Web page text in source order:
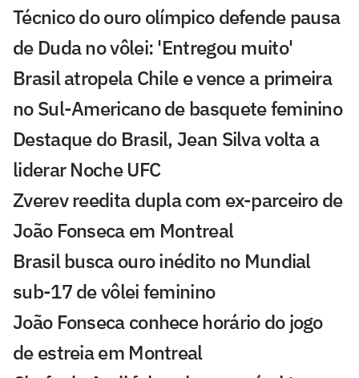
Técnico do ouro olímpico defende pausa
de Duda no vôlei: 'Entregou muito'
Brasil atropela Chile e vence a primeira
no Sul-Americano de basquete feminino
Destaque do Brasil, Jean Silva volta a
liderar Noche UFC
Zverev reedita dupla com ex-parceiro de
João Fonseca em Montreal
Brasil busca ouro inédito no Mundial
sub-17 de vôlei feminino
João Fonseca conhece horário do jogo
de estreia em Montreal